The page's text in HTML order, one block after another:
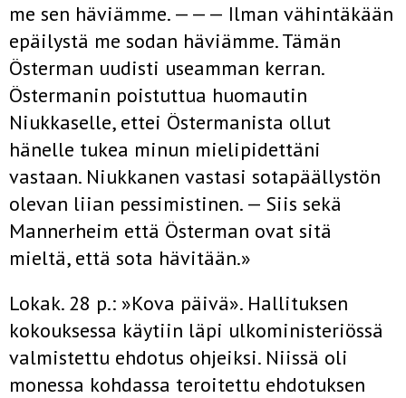
me sen häviämme. ——— Ilman vähintäkään
epäilystä me sodan häviämme. Tämän
Österman uudisti useamman kerran.
Östermanin poistuttua huomautin
Niukkaselle, ettei Östermanista ollut
hänelle tukea minun mielipidettäni
vastaan. Niukkanen vastasi sotapäällystön
olevan liian pessimistinen. — Siis sekä
Mannerheim että Österman ovat sitä
mieltä, että sota hävitään.»
Lokak. 28 p.: »Kova päivä». Hallituksen
kokouksessa käytiin läpi ulkoministeriössä
valmistettu ehdotus ohjeiksi. Niissä oli
monessa kohdassa teroitettu ehdotuksen